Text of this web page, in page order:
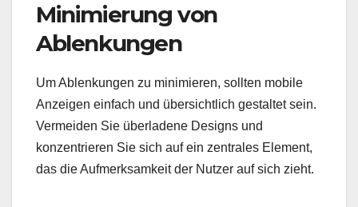
Minimierung von
Ablenkungen
Um Ablenkungen zu minimieren, sollten mobile
Anzeigen einfach und übersichtlich gestaltet sein.
Vermeiden Sie überladene Designs und
konzentrieren Sie sich auf ein zentrales Element,
das die Aufmerksamkeit der Nutzer auf sich zieht.